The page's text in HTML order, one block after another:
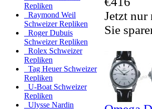
Repliken
Raymond Weil
Schweizer Repliken
Roger Dubuis
Schweizer Repliken
Rolex Schweizer
Repliken
Tag Heuer Schweizer
Repliken
U-Boat Schweizer
Repliken
Ulysse Nardin
Jetzt nur
Sie